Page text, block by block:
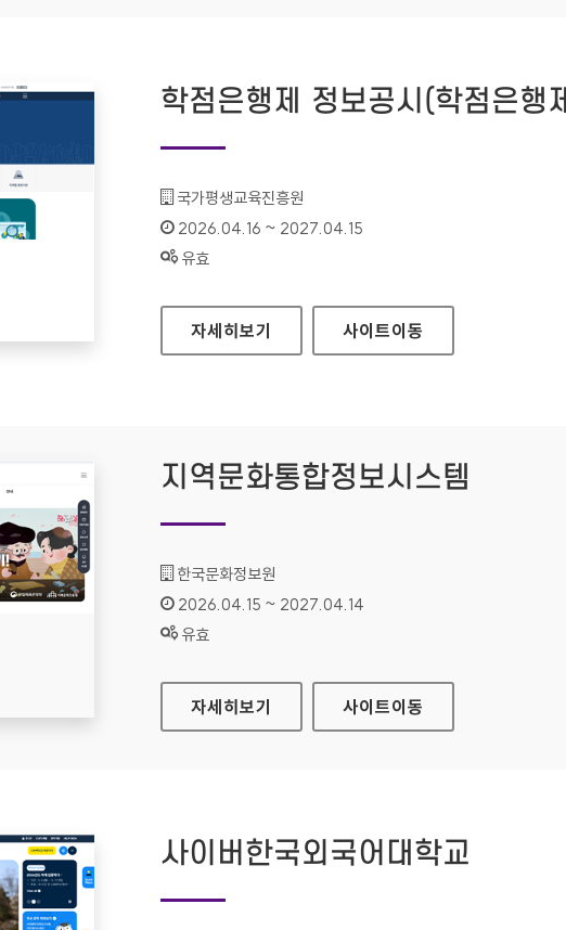
학점은행제 정보공시(학점은행
기관명 :
국가평생교육진흥원
인증기간 :
2026.04.16 ~ 2027.04.15
상태 :
유효
학점은행제 정보공시(학점은행제 알리미)
자세히보기 사이트이동
지역문화통합정보시스템
기관명 :
한국문화정보원
인증기간 :
2026.04.15 ~ 2027.04.14
상태 :
유효
지역문화통합정보시스템
자세히보기 사이트이동
사이버한국외국어대학교